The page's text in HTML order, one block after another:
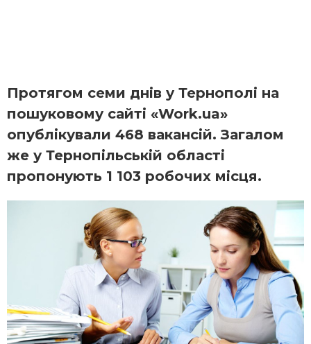
Протягом семи днів у Тернополі на
пошуковому сайті «Work.ua»
опублікували 468 вакансій. Загалом
же у Тернопільській області
пропонують 1 103 робочих місця.